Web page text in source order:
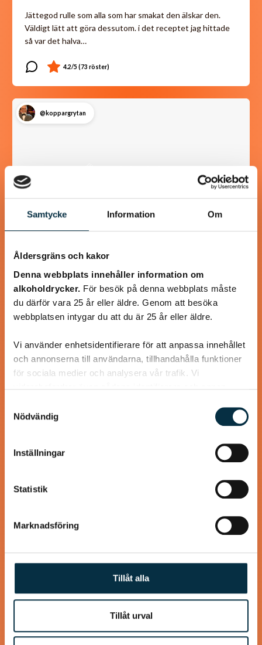
Samtycke Information Om
Åldersgräns och kakor
Denna webbplats innehåller information om
alkoholdrycker. För besök på denna webbplats måste
du därför vara 25 år eller äldre. Genom att besöka
webbplatsen intygar du att du är 25 år eller äldre.
Vi använder enhetsidentifierare för att anpassa innehållet
och annonserna till användarna, tillhandahålla funktioner
för sociala medier och analysera vår trafik. Vi
annons- och analysföretag som vi samarbetar med.
Dessa kan i sin tur kombinera informationen med annan
information som du har tillhandahållit eller som de har
samlat in när du har använt deras tjänster.
Nödvändig
Inställningar
Statistik
Marknadsföring
Tillåt alla
Tillåt urval
Jättegod rulle som alla som har smakat den älskar den.
Väldigt lätt att göra dessutom. i det receptet jag hittade
så var det halva…
@koppargrytan
Turkisk köfte
En längtan till Turkisk mat
@heartfriend
Gott lite grovt bröd utan jäst
sättet är det både nyttigare och utan konstgjorda